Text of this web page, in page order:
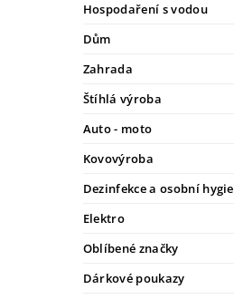
Hospodaření s vodou
Dům
Zahrada
Štíhlá výroba
Auto - moto
Kovovýroba
Dezinfekce a osobní
Elektro
Oblíbené značky
Dárkové poukazy